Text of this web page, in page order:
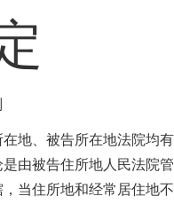
地、被告所在地法院均有
由被告住所地人民法院管
当住所地和经常居住地不